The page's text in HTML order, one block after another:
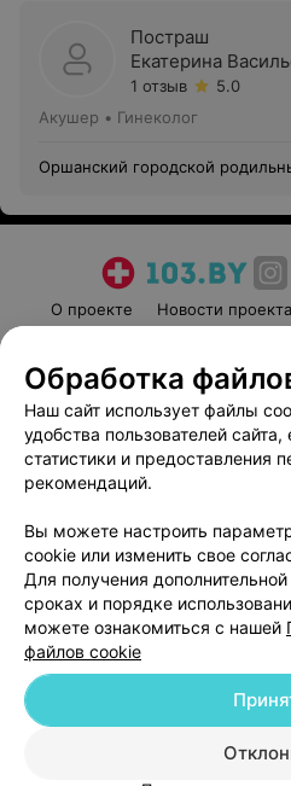
Постраш
Екатерина
1 отзыв
5.0
Акушер • Гинеколог
Оршанский городской
О проекте Новости проекта
Пользовательское
Вакансии
Написать
Обработка
© 2026 ООО «Артокс Лаб», УНП
Служба поддержки
Обработка
Наш сайт использует файлы
удобства пользователей
статистики и предоставления
рекомендаций.
Вы можете настроить
cookie или изменить свое
Для получения
сроках и порядке
можете ознакомиться с нашей
файлов cookie